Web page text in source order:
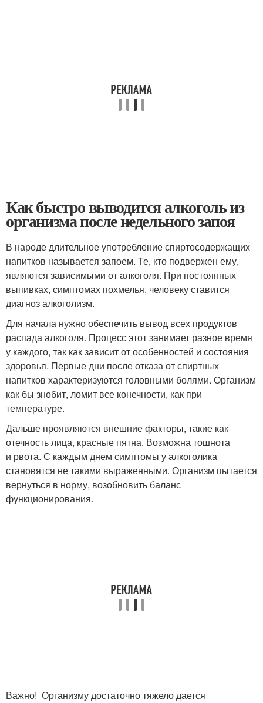
Как быстро выводится алкоголь из
организма после недельного запоя
В народе длительное употребление спиртосодержащих
напитков называется запоем. Те, кто подвержен ему,
являются зависимыми от алкоголя. При постоянных
выпивках, симптомах похмелья, человеку ставится
диагноз алкоголизм.
Для начала нужно обеспечить вывод всех продуктов
распада алкоголя. Процесс этот занимает разное время
у каждого, так как зависит от особенностей и состояния
здоровья. Первые дни после отказа от спиртных
напитков характеризуются головными болями. Организм
как бы знобит, ломит все конечности, как при
температуре.
Дальше проявляются внешние факторы, такие как
отечность лица, красные пятна. Возможна тошнота
и рвота. С каждым днем симптомы у алкоголика
становятся не такими выраженными. Организм пытается
вернуться в норму, возобновить баланс
функционирования.
Важно! Организму достаточно тяжело дается